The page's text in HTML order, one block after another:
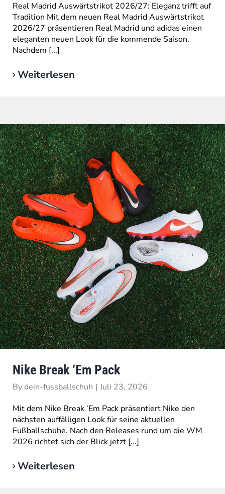
Real Madrid Auswärtstrikot 2026/27: Eleganz trifft auf
Tradition Mit dem neuen Real Madrid Auswärtstrikot
2026/27 präsentieren Real Madrid und adidas einen
eleganten neuen Look für die kommende Saison.
Nachdem [...]
Weiterlesen
Nike Break ‘Em Pack
Bydein-fussballschuh | Juli 23, 2026
Mit dem Nike Break ‘Em Pack präsentiert Nike den
nächsten auffälligen Look für seine aktuellen
Fußballschuhe. Nach den Releases rund um die WM
2026 richtet sich der Blick jetzt [...]
Weiterlesen